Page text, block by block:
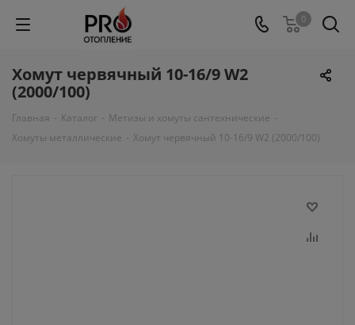
0
Хомут червячный 10-16/9 W2
(2000/100)
Главная - Каталог - Метизы и хомуты сантехнические -
Хомуты металлические - Хомут червячный 10-16/9 W2 (2000/100)